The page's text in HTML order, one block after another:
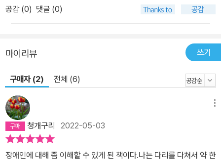
애를 마주하며 앞으로 어떻게 살 것인지를 고민하는 이들에게도 작은
도움이 될 것입니다. 저자의 바람처럼 이 책을 시작으로, 그간 누구에
떠오르고 함께 해결해야 할 우리의 문제가 되기를 바랍니다.
공감 (0) 댓글 (0)
마이리뷰 쓰기
구매자 (2) 전체 (6)
청개구리 2022-05-03
장애인에 대해 좀 이해할 수 있게 된 책이다.나는 다리를 다쳐서 약 한